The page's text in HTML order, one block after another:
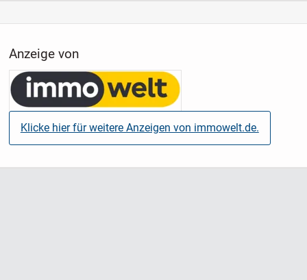
Anzeige von
Klicke hier für weitere Anzeigen von immowelt.de.